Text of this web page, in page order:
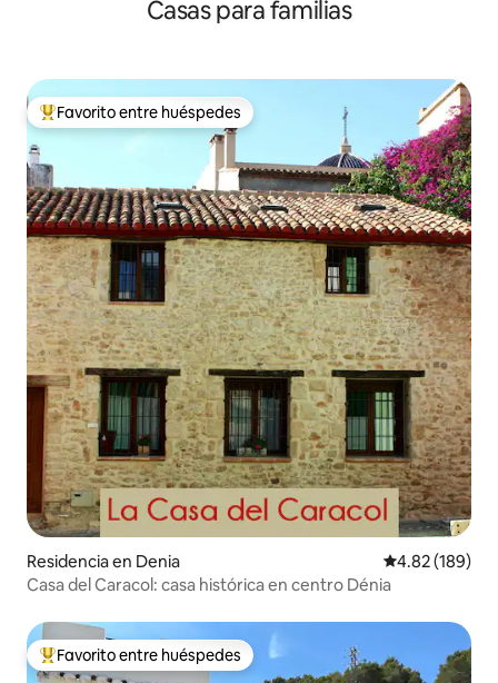
Casas para familias
De los mejores en Favorito entre huéspedes
Favorito entre huéspedes
Residencia en Denia Calificación
4.82 (189)
Casa del Caracol: casa histórica en centro Dénia
De los mejores en Favorito entre huéspedes
Favorito entre huéspedes